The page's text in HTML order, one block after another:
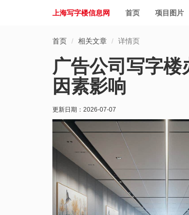
上海写字楼信息网 首页 项目图片
首页 相关文章 详情页
广告公司写字
因素影响
更新日期： 2026-07-07